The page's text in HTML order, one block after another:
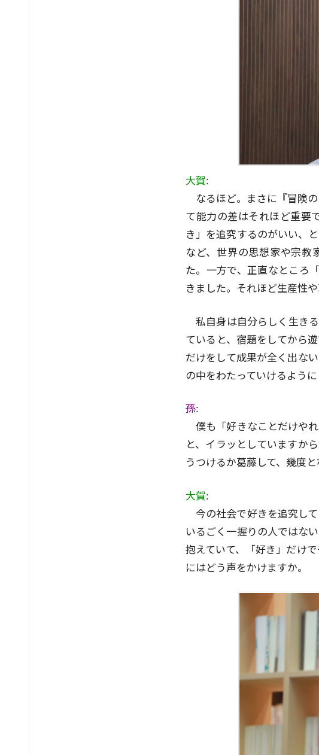
大賀:
なるほど。まさに『冒険
て能力の差はそれほど重要
き」を追究するのがいい、
など、世界の思想家や宗教
た。一方で、正直なところ
きました。それほど生産性
私自身は自分らしく生き
ていると、宿題をしてから
だけをして成果が全く出な
の中をわたっていけるよう
孫:
僕も「好きなことだけや
と、イラッとしていますか
うつけるか葛藤して、幾度と
大賀:
今の社会で好きを追究し
いるごく一握りの人ではな
抱えていて、「好き」だけ
にはどう声をかけますか。